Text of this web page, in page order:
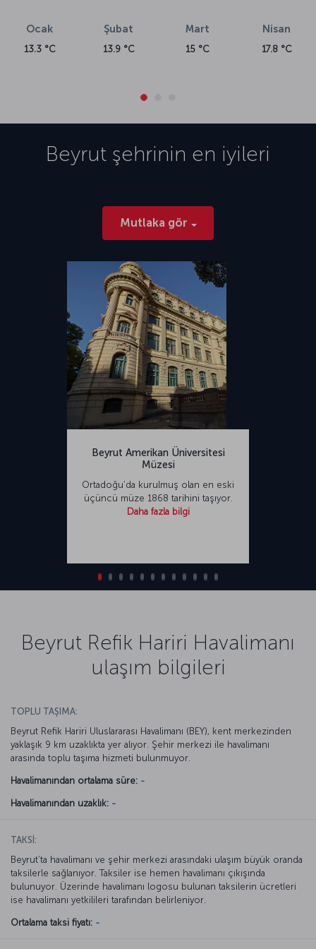
Ocak
13.3 °C
Şubat
13.9 °C
Mart
15 °C
Nisan
17.8 °C
Beyrut şehrinin en iyileri
Mutlaka gör
Beyrut Amerikan Üniversitesi
Müzesi
Ortadoğu’da kurulmuş olan en eski
üçüncü müze 1868 tarihini taşıyor.
Daha fazla bilgi
Beyrut Refik Hariri Havalimanı
ulaşım bilgileri
TOPLU TAŞIMA:
Beyrut Refik Hariri Uluslararası Havalimanı (BEY), kent merkezinden
yaklaşık 9 km uzaklıkta yer alıyor. Şehir merkezi ile havalimanı
arasında toplu taşıma hizmeti bulunmuyor.
Havalimanından ortalama süre: -
Havalimanından uzaklık: -
TAKSİ:
Beyrut’ta havalimanı ve şehir merkezi arasındaki ulaşım büyük oranda
taksilerle sağlanıyor. Taksiler ise hemen havalimanı çıkışında
bulunuyor. Üzerinde havalimanı logosu bulunan taksilerin ücretleri
ise havalimanı yetkilileri tarafından belirleniyor.
Ortalama taksi fiyatı: -